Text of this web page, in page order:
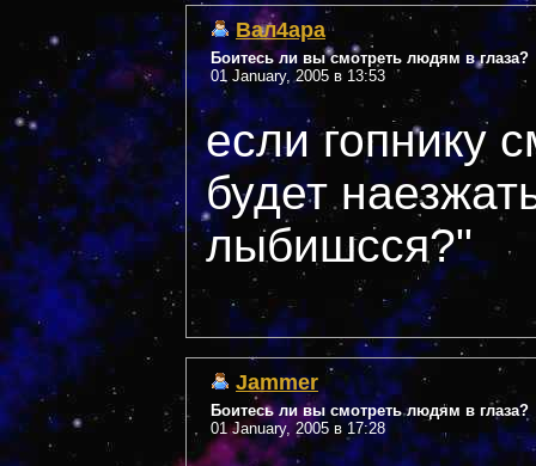
Вал4ара
Боитесь ли вы смотреть людям в глаза?
01 January, 2005 в 13:53
если гопнику
будет
лыбишсся?"
Jammer
Боитесь ли вы смотреть людям в глаза?
01 January, 2005 в 17:28